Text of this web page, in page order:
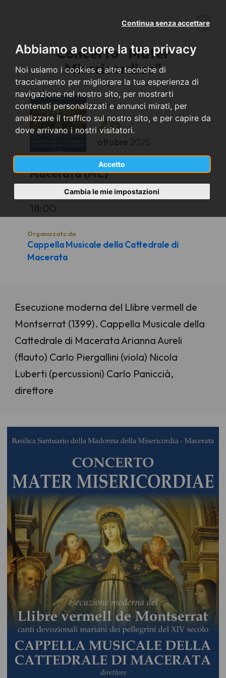
Abbiamo a cuore la tua privacy
Noi usiamo i cookies e altre tecniche di
tracciamento per migliorare la tua esperienza di
navigazione nel nostro sito, per mostrarti
contenuti personalizzati e annunci mirati, per
analizzare il traffico sul nostro sito, e per capire da
dove arrivano i nostri visitatori.
Accetto
Continua senza accettare
Cambia le mie impostazioni
Concerto "Mater
Misericordiae"
domenica
26
ottobre 2025
Macerata (MC)
Basilica Santuario Madonna della Misericordia
18:00
Organizzato da
Cappella Musicale della Cattedrale di
Macerata
Esecuzione moderna del Llibre vermell de
Montserrat (1399). Cappella Musicale della
Cattedrale di Macerata Arianna Aureli
(flauto) Carlo Piergallini (viola) Nicola
Luberti (percussioni) Carlo Paniccià,
direttore